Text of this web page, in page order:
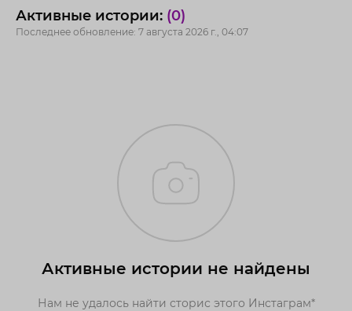
Активные истории: (0)
Последнее обновление: 7 августа 2026 г., 04:07
Активные истории не найдены
Нам не удалось найти сторис этого Инстаграм*